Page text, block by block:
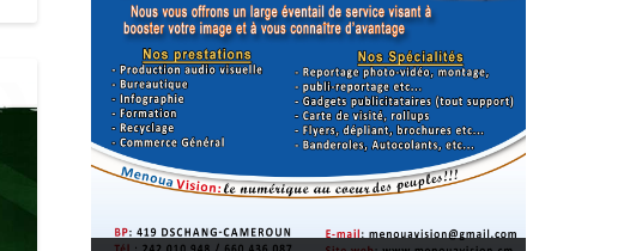
GESPROS formation : La rentrée
académique ce 10 Octobre 2022.